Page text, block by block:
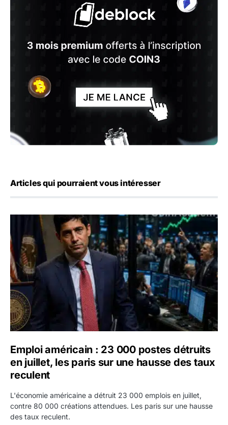
Articles qui pourraient vous intéresser
Emploi américain : 23 000 postes détruits en juillet, les
Emploi américain : 23 000 postes détruits
en juillet, les paris sur une hausse des taux
reculent
L'économie américaine a détruit 23 000 emplois en juillet,
contre 80 000 créations attendues. Les paris sur une hausse
des taux reculent.